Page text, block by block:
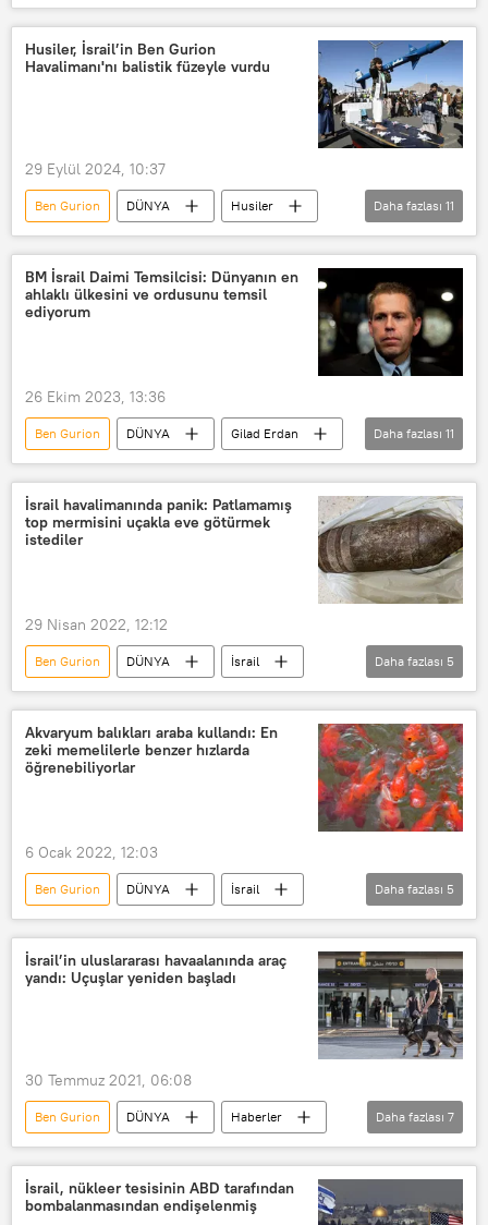
Ortadoğu
Yahya Seri
Gazze
Yemen
ABD
balistik füze
Kızıldeniz
Husiler, İsrail’in Ben Gurion
Havalimanı'nı balistik füzeyle vurdu
29 Eylül 2024, 10:37
Ben Gurion DÜNYA
Husiler
Yemen
İsrail
Ben Gurion Havalimanı
Benyamin Netanyahu
Tel Aviv
BM Genel Kurulu
Daha fazlası 11
BM İsrail Daimi Temsilcisi: Dünyanın en
ahlaklı ülkesini ve ordusunu temsil
ediyorum
26 Ekim 2023, 13:36
Ben Gurion DÜNYA
Gilad Erdan
İsrail
İsrail-Filistin
Filistin
İsrail-Filistin sorunu
Hamas
Hizbullah
ABD
Joe Biden
Daha fazlası 11
İsrail havalimanında panik: Patlamamış
top mermisini uçakla eve götürmek
istediler
29 Nisan 2022, 12:12
Ben Gurion DÜNYA
İsrail
Havalimanı
top mermisi
Bomba
Panik VİDEO
Daha fazlası 5
Akvaryum balıkları araba kullandı: En
zeki memelilerle benzer hızlarda
öğrenebiliyorlar
6 Ocak 2022, 12:03
Ben Gurion DÜNYA
İsrail
Araba
Ben Gurion Üniversitesi
test sürüşü
Akvaryum balık
Daha fazlası 5
İsrail’in uluslararası havaalanında araç
yandı: Uçuşlar yeniden başladı
30 Temmuz 2021, 06:08
Ben Gurion DÜNYA
Haberler
Ortadoğu
YAŞAM
İsrail
Ben Gurion Havalimanı
Yangın
Otopark
Gözaltı
Daha fazlası 7
İsrail, nükleer tesisinin ABD tarafından
bombalanmasından endişelenmiş